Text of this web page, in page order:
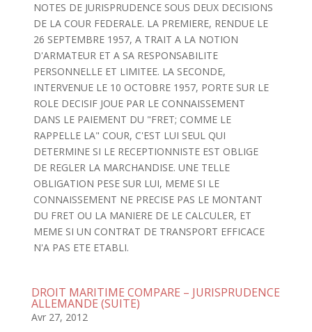
NOTES DE JURISPRUDENCE SOUS DEUX DECISIONS
DE LA COUR FEDERALE. LA PREMIERE, RENDUE LE
26 SEPTEMBRE 1957, A TRAIT A LA NOTION
D'ARMATEUR ET A SA RESPONSABILITE
PERSONNELLE ET LIMITEE. LA SECONDE,
INTERVENUE LE 10 OCTOBRE 1957, PORTE SUR LE
ROLE DECISIF JOUE PAR LE CONNAISSEMENT
DANS LE PAIEMENT DU "FRET; COMME LE
RAPPELLE LA" COUR, C'EST LUI SEUL QUI
DETERMINE SI LE RECEPTIONNISTE EST OBLIGE
DE REGLER LA MARCHANDISE. UNE TELLE
OBLIGATION PESE SUR LUI, MEME SI LE
CONNAISSEMENT NE PRECISE PAS LE MONTANT
DU FRET OU LA MANIERE DE LE CALCULER, ET
MEME SI UN CONTRAT DE TRANSPORT EFFICACE
N'A PAS ETE ETABLI.
DROIT MARITIME COMPARE – JURISPRUDENCE
ALLEMANDE (SUITE)
Avr 27, 2012